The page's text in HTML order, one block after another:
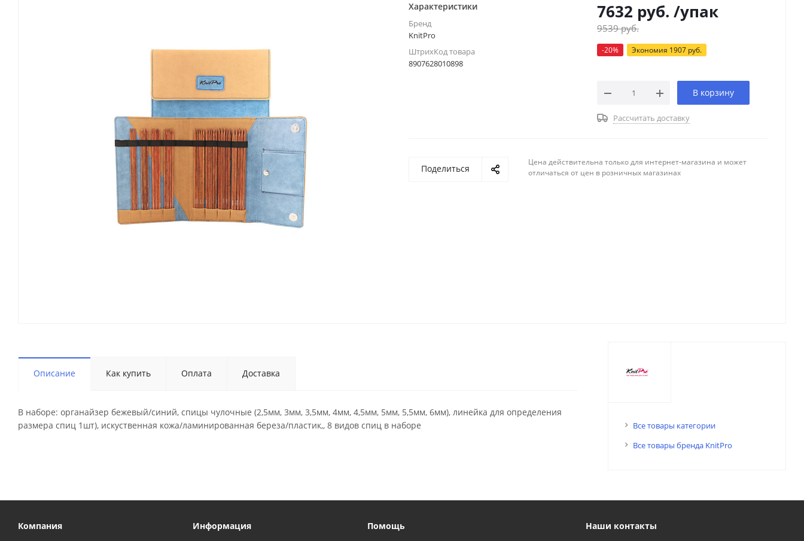
Характеристики
Бренд
KnitPro
ШтрихКод товара
8907628010898
7632 руб. /упак
9539руб.
-20% Экономия 1907 руб.
В корзину
Рассчитать доставку
Поделиться
Цена действительна только для интернет-магазина и может
отличаться от цен в розничных магазинах
Описание Как купить Оплата Доставка
В наборе: органайзер бежевый/синий, спицы чулочные (2,5мм, 3мм, 3,5мм, 4мм, 4,5мм, 5мм, 5,5мм, 6мм), линейка для определения
размера спиц 1шт), искуственная кожа/ламинированная береза/пластик,, 8 видов спиц в наборе
Все товары категории
Все товары бренда KnitPro
Компания Информация Помощь Наши контакты